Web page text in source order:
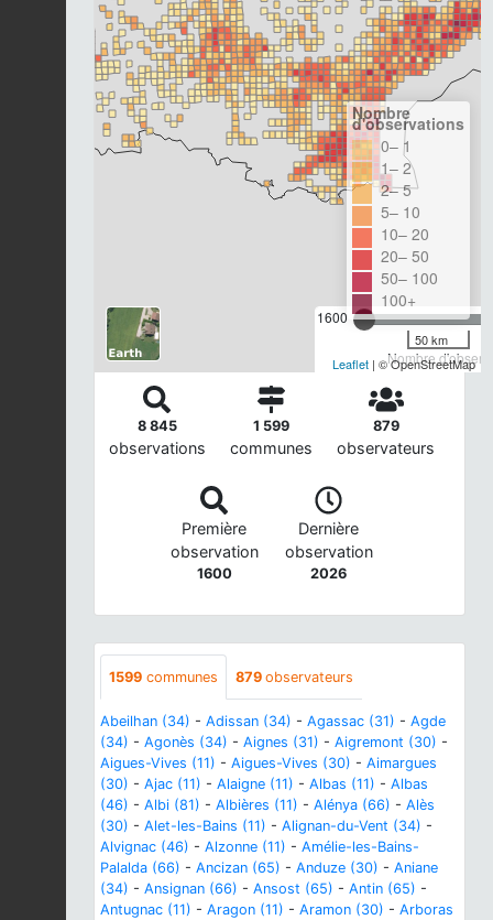
1600
Nombre
Nombre
d'observations
0– 1
1– 2
2– 5
5– 10
10– 20
20– 50
50– 100
100+
50 km
Leaflet | © OpenStreetMap
8 845
observations
1 599
communes
879
observateurs
Première
observation
1600
Dernière
observation
2026
1599 communes 879 observateurs
Abeilhan (34) - Adissan (34) - Agassac (31) - Agde
(34) - Agonès (34) - Aignes (31) - Aigremont (30) -
Aigues-Vives (11) - Aigues-Vives (30) - Aimargues
(30) - Ajac (11) - Alaigne (11) - Albas (11) - Albas
(46) - Albi (81) - Albières (11) - Alénya (66) - Alès
(30) - Alet-les-Bains (11) - Alignan-du-Vent (34) -
Alvignac (46) - Alzonne (11) - Amélie-les-Bains-
Palalda (66) - Ancizan (65) - Anduze (30) - Aniane
(34) - Ansignan (66) - Ansost (65) - Antin (65) -
Antugnac (11) - Aragon (11) - Aramon (30) - Arboras